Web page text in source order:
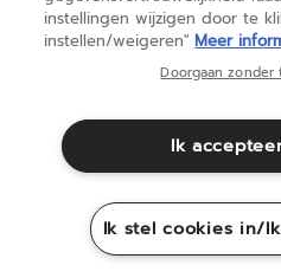
(nederlands)
Juridische informatie
Sitemap
instellingen wijzigen door te
instellen/weigeren" Meer
Doorgaan zonder
Ik
Ik stel cookies in/